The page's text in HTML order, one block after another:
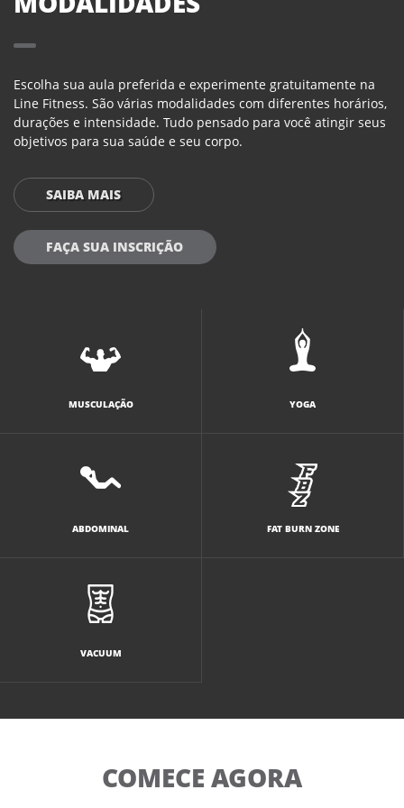
Escolha sua aula preferida e experimente gratuitamente na
Line Fitness. São várias modalidades com diferentes horários,
durações e intensidade. Tudo pensado para você atingir seus
objetivos para sua saúde e seu corpo.
SAIBA MAIS
FAÇA SUA INSCRIÇÃO
MUSCULAÇÃO YOGA
ABDOMINAL FAT BURN ZONE
VACUUM
COMECE AGORA